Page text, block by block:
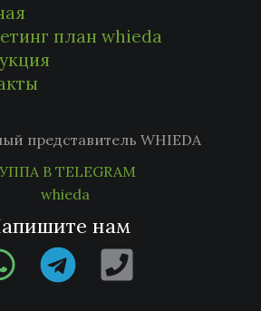
план whieda
представитель WHIEDA
В TELEGRAM
нам